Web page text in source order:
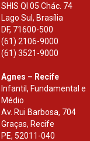
SHIS Ql 05 Chác. 74
Lago Sul, Brasília
DF, 71600-500
(61) 2106-9000
(61) 3521-9000
Agnes – Recife
Infantil, Fundamental e
Médio
Av. Rui Barbosa, 704
Graças, Recife
PE, 52011-040